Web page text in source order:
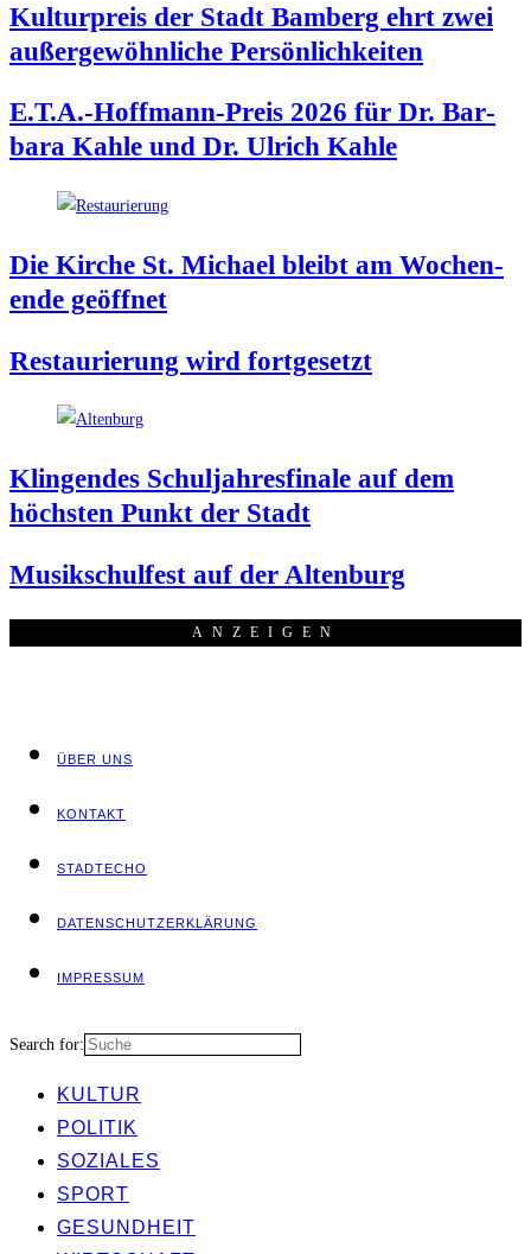
Kul­tur­preis der Stadt Bam­berg ehrt zwei
außer­ge­wöhn­li­che Persönlichkeiten
E.T.A.-Hoffmann-Preis 2026 für Dr. Bar­
ba­ra Kah­le und Dr. Ulrich Kahle
Die Kir­che St. Micha­el bleibt am Wochen­
en­de geöffnet
Restau­rie­rung wird fortgesetzt
Klin­gen­des Schul­jah­res­fi­na­le auf dem
höchs­ten Punkt der Stadt
Musik­schul­fest auf der Altenburg
ANZEI­GEN
ÜBER UNS
KON­TAKT
STADT­ECHO
DATEN­SCHUTZ­ER­KLÄ­RUNG
IMPRES­SUM
Search for:
KUL­TUR
POLI­TIK
SOZIA­LES
SPORT
GESUND­HEIT